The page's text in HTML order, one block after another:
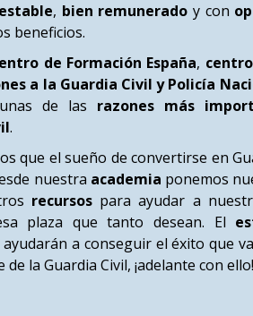
, bien remunerado y con
beneficios.
de Formación España,
a la Guardia Civil y Policía
de las razones más
.
el sueño de convertirse en
nuestra academia ponemos
recursos para ayudar a
plaza que tanto desean. El
a conseguir el éxito que
la Guardia Civil, ¡adelante con ello!